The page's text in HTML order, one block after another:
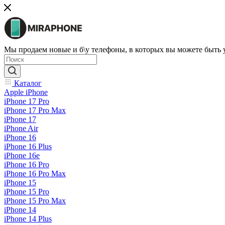
Мы продаем новые и б\у телефоны, в которых вы можете быть
Каталог
Apple iPhone
iPhone 17 Pro
iPhone 17 Pro Max
iPhone 17
iPhone Air
iPhone 16
iPhone 16 Plus
iPhone 16e
iPhone 16 Pro
iPhone 16 Pro Max
iPhone 15
iPhone 15 Pro
iPhone 15 Pro Max
iPhone 14
iPhone 14 Plus